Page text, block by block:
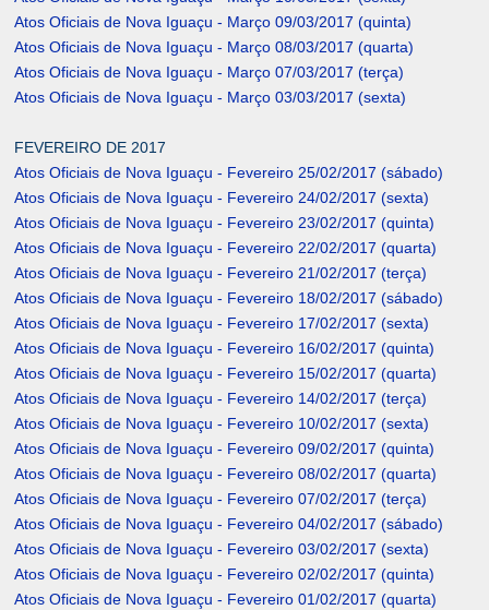
Atos Oficiais de Nova Iguaçu - Março 09/03/2017 (quinta)
Atos Oficiais de Nova Iguaçu - Março 08/03/2017 (quarta)
Atos Oficiais de Nova Iguaçu - Março 07/03/2017 (terça)
Atos Oficiais de Nova Iguaçu - Março 03/03/2017 (sexta)
FEVEREIRO DE 2017
Atos Oficiais de Nova Iguaçu - Fevereiro 25/02/2017 (sábado)
Atos Oficiais de Nova Iguaçu - Fevereiro 24/02/2017 (sexta)
Atos Oficiais de Nova Iguaçu - Fevereiro 23/02/2017 (quinta)
Atos Oficiais de Nova Iguaçu - Fevereiro 22/02/2017 (quarta)
Atos Oficiais de Nova Iguaçu - Fevereiro 21/02/2017 (terça)
Atos Oficiais de Nova Iguaçu - Fevereiro 18/02/2017 (sábado)
Atos Oficiais de Nova Iguaçu - Fevereiro 17/02/2017 (sexta)
Atos Oficiais de Nova Iguaçu - Fevereiro 16/02/2017 (quinta)
Atos Oficiais de Nova Iguaçu - Fevereiro 15/02/2017 (quarta)
Atos Oficiais de Nova Iguaçu - Fevereiro 14/02/2017 (terça)
Atos Oficiais de Nova Iguaçu - Fevereiro 10/02/2017 (sexta)
Atos Oficiais de Nova Iguaçu - Fevereiro 09/02/2017 (quinta)
Atos Oficiais de Nova Iguaçu - Fevereiro 08/02/2017 (quarta)
Atos Oficiais de Nova Iguaçu - Fevereiro 07/02/2017 (terça)
Atos Oficiais de Nova Iguaçu - Fevereiro 04/02/2017 (sábado)
Atos Oficiais de Nova Iguaçu - Fevereiro 03/02/2017 (sexta)
Atos Oficiais de Nova Iguaçu - Fevereiro 02/02/2017 (quinta)
Atos Oficiais de Nova Iguaçu - Fevereiro 01/02/2017 (quarta)